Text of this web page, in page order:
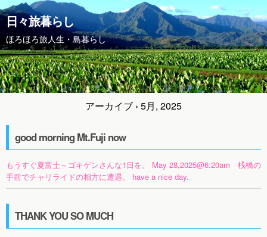
日々旅暮らし
ほろほろ旅人生・島暮らし
アーカイブ › 5月, 2025
good morning Mt.Fuji now
もうすぐ夏富士～ゴキゲンさんな1日を。 May 28,2025@6:20am 桟橋の
手前でチャリライドの相方に遭遇。 have a nice day.
THANK YOU SO MUCH